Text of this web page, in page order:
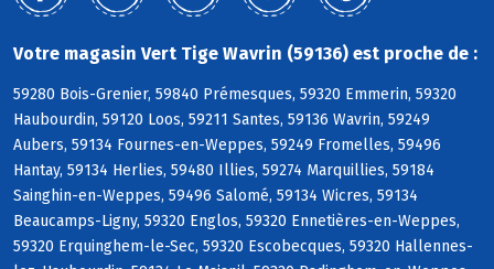
Votre magasin Vert Tige Wavrin (59136) est proche de :
59280 Bois-Grenier, 59840 Prémesques, 59320 Emmerin, 59320
Haubourdin, 59120 Loos, 59211 Santes, 59136 Wavrin, 59249
Aubers, 59134 Fournes-en-Weppes, 59249 Fromelles, 59496
Hantay, 59134 Herlies, 59480 Illies, 59274 Marquillies, 59184
Sainghin-en-Weppes, 59496 Salomé, 59134 Wicres, 59134
Beaucamps-Ligny, 59320 Englos, 59320 Ennetières-en-Weppes,
59320 Erquinghem-le-Sec, 59320 Escobecques, 59320 Hallennes-